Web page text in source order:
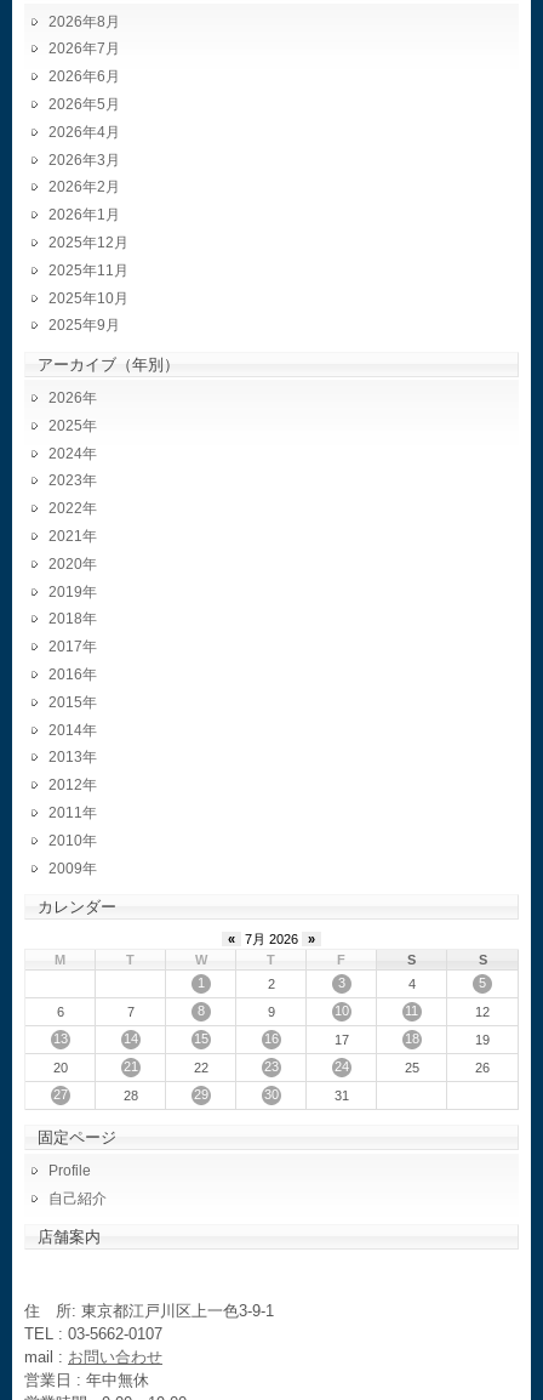
2026年8月
2026年7月
2026年6月
2026年5月
2026年4月
2026年3月
2026年2月
2026年1月
2025年12月
2025年11月
2025年10月
2025年9月
アーカイブ（年別）
2026
2025
2024
2023
2022
2021
2020
2019
2018
2017
2016
2015
2014
2013
2012
2011
2010
2009
カレンダー
« 7月 2026
»
M
T W T F S
S
1
2 3 4
5
6
7 8 9 10 11
12
13
14 15 16 17 18
19
20
21 22 23 24 25
26
27
28 29 30 31
固定ページ
Profile
自己紹介
店舗案内
住 所: 東京都江戸川区上一色3-9-1
TEL : 03-5662-0107
mail : お問い合わせ
営業日 : 年中無休